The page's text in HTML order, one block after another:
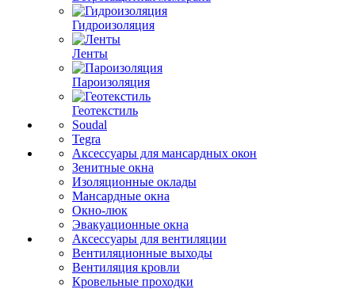
Гидроизоляция
Ленты
Пароизоляция
Геотекстиль
Soudal
Tegra
Аксессуары для мансардных окон
Зенитные окна
Изоляционные оклады
Мансардные окна
Окно-люк
Эвакуационные окна
Аксессуары для вентиляции
Вентиляционные выходы
Вентиляция кровли
Кровельные проходки